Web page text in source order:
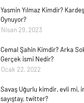
Yasmin Yılmaz Kimdir?
Oynuyor?
Nisan 29, 2023
Cemal Şahin Kimdir? Arka
Gerçek ismi Nedir?
Ocak 22, 2022
Savaş Uğurlu kimdir, evli mi,
sayıştay, twitter?